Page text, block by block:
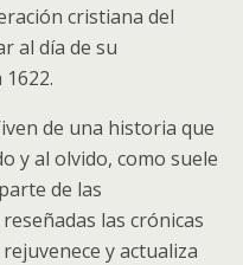
cristiana del
al día de su
de una historia que
y al olvido, como suele
de las
las crónicas
y actualiza